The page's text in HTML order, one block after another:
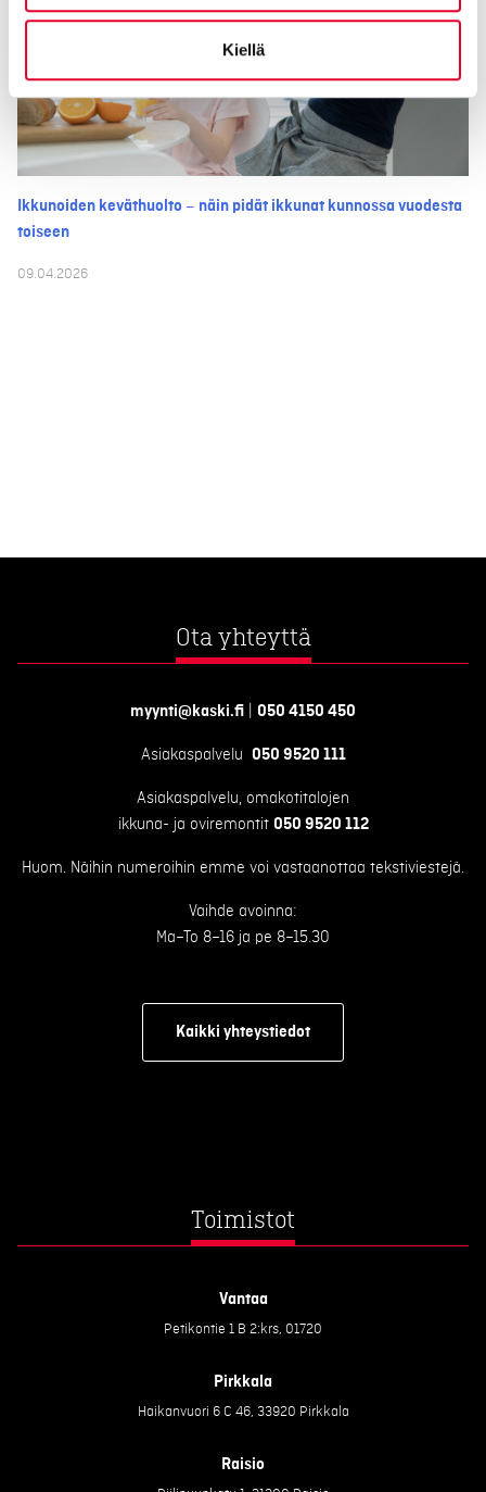
Kiellä
Ikkunoiden keväthuolto – näin pidät ikkunat kunnossa vuodesta
toiseen
09.04.2026
Ota yhteyttä
myynti@kaski.fi 050 4150 450
Asiakaspalvelu 050 9520 111
Asiakaspalvelu, omakotitalojen
ikkuna- ja oviremontit 050 9520 112
Huom. Näihin numeroihin emme voi vastaanottaa tekstiviestejä.
Vaihde avoinna:
Ma–To 8–16 ja pe 8–15.30
Kaikki yhteystiedot
Toimistot
Vantaa
Petikontie 1 B 2:krs, 01720
Pirkkala
Haikanvuori 6 C 46, 33920 Pirkkala
Raisio